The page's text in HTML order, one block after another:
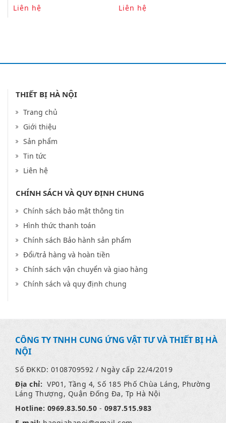
Liên hệ Liên hệ
THIẾT BỊ HÀ NỘI
Trang chủ
Giới thiệu
Sản phẩm
Tin tức
Liên hệ
CHÍNH SÁCH VÀ QUY ĐỊNH CHUNG
Chính sách bảo mật thông tin
Hình thức thanh toán
Chính sách Bảo hành sản phẩm
Đổi/trả hàng và hoàn tiền
Chính sách vận chuyển và giao hàng
Chính sách và quy định chung
CÔNG TY TNHH CUNG ỨNG VẬT TƯ VÀ THIẾT BỊ HÀ
NỘI
Số ĐKKD: 0108709592 / Ngày cấp 22/4/2019
Địa chỉ: VP01, Tầng 4, Số 185 Phố Chùa Láng, Phường
Láng Thượng, Quận Đống Đa, Tp Hà Nội
Hotline: 0969.83.50.50 - 0987.515.983